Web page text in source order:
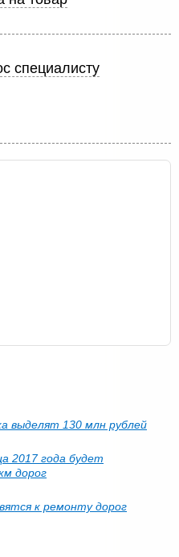
специалисту
выделят 130 млн рублей
2017 года будет
дорог
к ремонту дорог